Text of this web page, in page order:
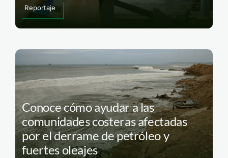
Reportaje
Conoce cómo ayudar a las
comunidades costeras afectadas
por el derrame de petróleo y
fuertes oleajes